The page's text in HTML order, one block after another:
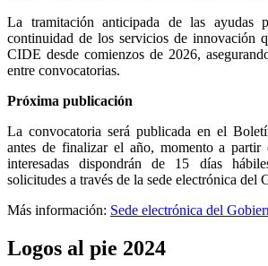
La tramitación anticipada de las ayudas
continuidad de los servicios de innovación
CIDE desde comienzos de 2026,
entre convocatorias.
Próxima publicación
La convocatoria será publicada en el
antes de finalizar el año, momento a partir
interesadas dispondrán de 15 días
solicitudes a través de la sede electrónica del
Más información: Sede electrónica del
Logos al pie 2024